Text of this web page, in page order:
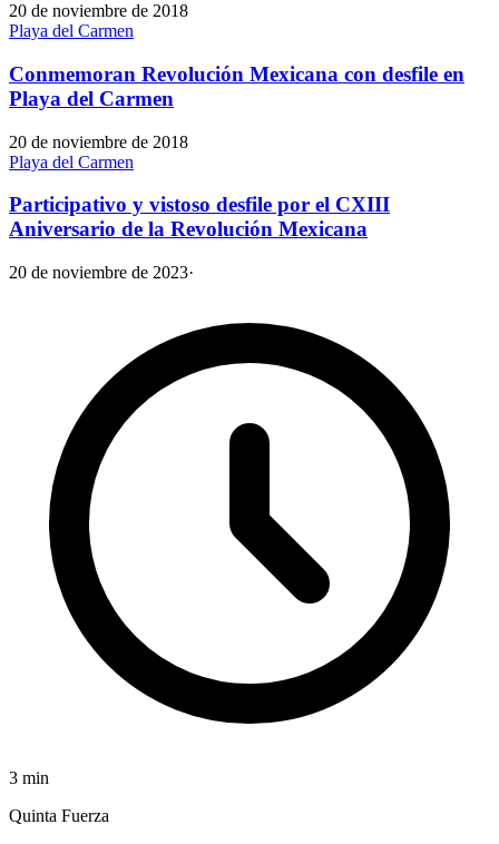
20 de noviembre de 2018
Playa del Carmen
Conmemoran Revolución Mexicana con desfile en
Playa del Carmen
20 de noviembre de 2018
Playa del Carmen
Participativo y vistoso desfile por el CXIII
Aniversario de la Revolución Mexicana
20 de noviembre de 2023·
3 min
Quinta Fuerza